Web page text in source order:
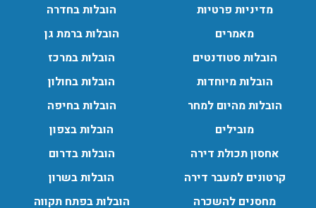
מדיניות פרטיות
מאמרים
הובלות סטודנטים
הובלות מיוחדות
הובלות מהיום למחר
מובילים
אחסון תכולת דירה
קרטונים למעבר דירה
מחסנים להשכרה
הובלות בחדרה
הובלות ברמת גן
הובלות במרכז
הובלות בחולון
הובלות בחיפה
הובלות בצפון
הובלות בדרום
הובלות בשרון
הובלות בפתח תקווה